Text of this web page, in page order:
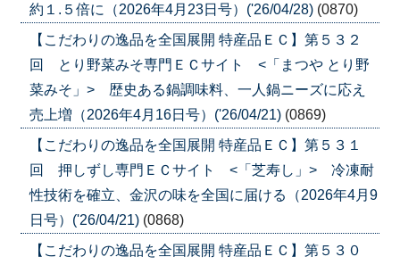
約１.５倍に（2026年4月23日号）('26/04/28) (0870)
【こだわりの逸品を全国展開 特産品ＥＣ】第５３２
回 とり野菜みそ専門ＥＣサイト <「まつや とり野
菜みそ」> 歴史ある鍋調味料、一人鍋ニーズに応え
売上増（2026年4月16日号）('26/04/21) (0869)
【こだわりの逸品を全国展開 特産品ＥＣ】第５３１
回 押しずし専門ＥＣサイト <「芝寿し」> 冷凍耐
性技術を確立、金沢の味を全国に届ける（2026年4月9
日号）('26/04/21) (0868)
【こだわりの逸品を全国展開 特産品ＥＣ】第５３０